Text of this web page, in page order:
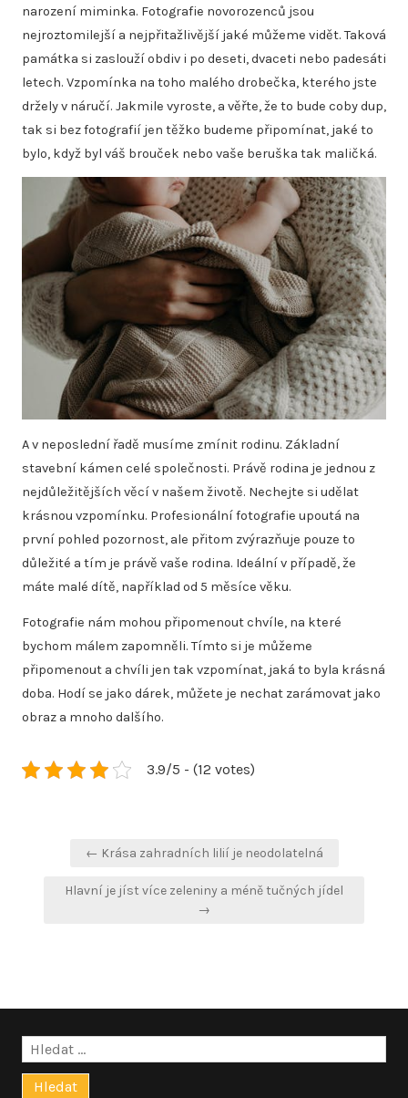
narození miminka. Fotografie novorozenců jsou
nejroztomilejší a nejpřitažlivější jaké můžeme vidět. Taková
památka si zaslouží obdiv i po deseti, dvaceti nebo padesáti
letech. Vzpomínka na toho malého drobečka, kterého jste
držely v náručí. Jakmile vyroste, a věřte, že to bude coby dup,
tak si bez fotografií jen těžko budeme připomínat, jaké to
bylo, když byl váš brouček nebo vaše beruška tak maličká.
A v neposlední řadě musíme zmínit rodinu. Základní
stavební kámen celé společnosti. Právě rodina je jednou z
nejdůležitějších věcí v našem životě. Nechejte si udělat
krásnou vzpomínku. Profesionální fotografie upoutá na
první pohled pozornost, ale přitom zvýrazňuje pouze to
důležité a tím je právě vaše rodina. Ideální v případě, že
máte malé dítě, například od 5 měsíce věku.
Fotografie nám mohou připomenout chvíle, na které
bychom málem zapomněli. Tímto si je můžeme
připomenout a chvíli jen tak vzpomínat, jaká to byla krásná
doba. Hodí se jako dárek, můžete je nechat zarámovat jako
obraz a mnoho dalšího.
3.9/5 - (12 votes)
Navigace
příspěvek
← Krása zahradních lilií je neodolatelná
Hlavní je jíst více zeleniny a méně tučných jídel
→
Vyhledávání